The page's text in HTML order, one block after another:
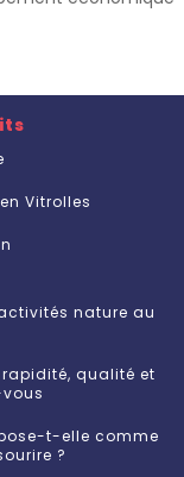
Vitrolles
nature au
qualité et
t-elle comme
?